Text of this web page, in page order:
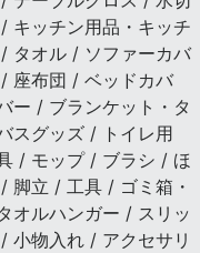
キッチン用品・キッチ
タオル / ソファーカバ
座布団 / ベッドカバ
ー / ブランケット・タ
スグッズ / トイレ用
/ モップ / ブラシ / ほ
脚立 / 工具 / ゴミ箱・
オルハンガー / スリッ
小物入れ / アクセサリ